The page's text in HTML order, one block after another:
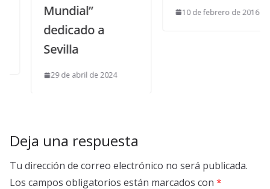
Mundial”
dedicado a
Sevilla
29 de abril de 2024
10 de febrero de 2016
Deja una respuesta
Tu dirección de correo electrónico no será publicada.
Los campos obligatorios están marcados con *